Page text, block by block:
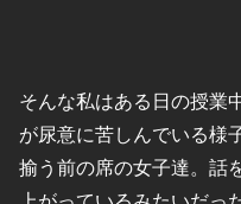
そんな私はある日の授業
が尿意に苦しんでいる様
揄う前の席の女子達。話